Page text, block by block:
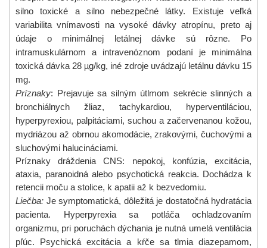
silno toxické a silno nebezpečné látky. Existuje veľká
variabilita vnímavosti na vysoké dávky atropínu, preto aj
údaje o minimálnej letálnej dávke sú rôzne. Po
intramuskulárnom a intravenóznom podaní je minimálna
toxická dávka 28 µg/kg, iné zdroje uvádzajú letálnu dávku 15
mg.
Príznaky: Prejavuje sa silným útlmom sekrécie slinných a
bronchiálnych žliaz, tachykardiou, hyperventiláciou,
hyperpyrexiou, palpitáciami, suchou a začervenanou kožou,
mydriázou až obrnou akomodácie, zrakovými, čuchovými a
sluchovými halucináciami.
Príznaky dráždenia CNS: nepokoj, konfúzia, excitácia,
ataxia, paranoidná alebo psychotická reakcia. Dochádza k
retencii moču a stolice, k apatii až k bezvedomiu.
Liečba: Je symptomatická, dôležitá je dostatočná hydratácia
pacienta. Hyperpyrexia sa potláča ochladzovaním
organizmu, pri poruchách dýchania je nutná umelá ventilácia
pľúc. Psychická excitácia a kŕče sa tlmia diazepamom,